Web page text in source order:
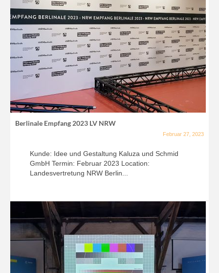
Berlinale Empfang 2023 LV NRW
Februar 27, 2023
Kunde: Idee und Gestaltung Kaluza und Schmid
GmbH Termin: Februar 2023 Location:
Landesvertretung NRW Berlin...